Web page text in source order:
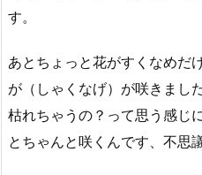
す。
あとちょっと花がすくなめだ
が（しゃくなげ）が咲きま
枯れちゃうの？って思う感じ
とちゃんと咲くんです、不思議